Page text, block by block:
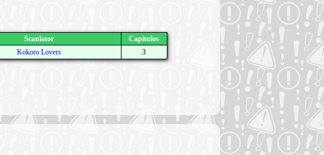
Scanlator
Capítulos
Kokoro Lovers
3